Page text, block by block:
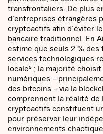
transfrontaliers. De plus
d'entreprises étrangères
cryptoactifs afin d'éviter
bancaire traditionnel. En
estime que seuls 2 %
services technologiques
locale⁵ ; la majorité
numériques –
des bitcoins – via la
comprennent la réalité de
cryptoactifs constituent
pour préserver leur
environnements